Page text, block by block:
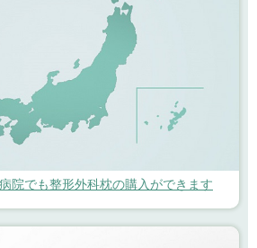
院でも整形外科枕の購入ができます